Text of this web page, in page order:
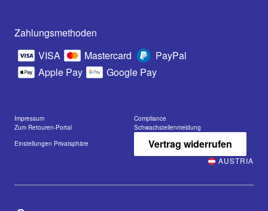
Zahlungsmethoden
VISA
Mastercard
PayPal
Apple Pay
Google Pay
Impressum
Compliance
Zum Retouren-Portal
Schwachstellenmeldung
Einstellungen Privatsphäre
Vertrag widerrufen
AUSTRIA